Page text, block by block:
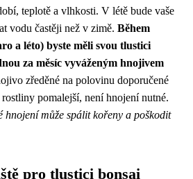
teplotě a vlhkosti. V létě bude vaše
vodu častěji než v zimě. Během
a léto) byste měli svou tlustici
za měsíc vyváženým hnojivem
zředěné na polovinu doporučené
pomalejší, není hnojení nutné.
hnojení může spálit kořeny a poškodit
pro tlustici bonsai